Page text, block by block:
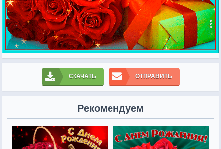
СКАЧАТЬ ОТПРАВИТЬ
Рекомендуем